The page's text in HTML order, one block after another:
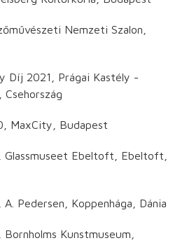
Nemzeti Szalon,
Díj 2021, Prágai Kastély -
Csehország
MaxCity, Budapest
Glassmuseet Ebeltoft, Ebeltoft,
Pedersen, Koppenhága, Dánia
Kunstmuseum,